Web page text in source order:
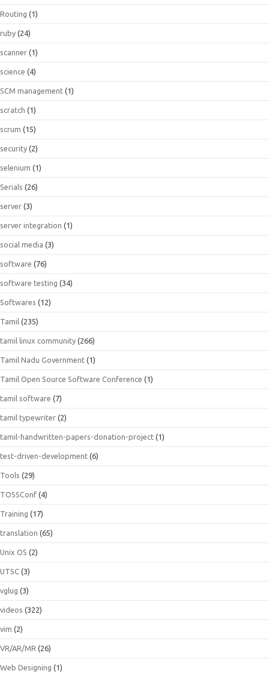
Routing (1)
ruby (24)
scanner (1)
science (4)
SCM management (1)
scratch (1)
scrum (15)
security (2)
selenium (1)
Serials (26)
server (3)
server integration (1)
social media (3)
software (76)
software testing (34)
Softwares (12)
Tamil (235)
tamil linux community (266)
Tamil Nadu Government (1)
Tamil Open Source Software Conference (1)
tamil software (7)
tamil typewriter (2)
tamil-handwritten-papers-donation-project (1)
test-driven-development (6)
Tools (29)
TOSSConf (4)
Training (17)
translation (65)
Unix OS (2)
UTSC (3)
vglug (3)
videos (322)
vim (2)
VR/AR/MR (26)
Web Designing (1)